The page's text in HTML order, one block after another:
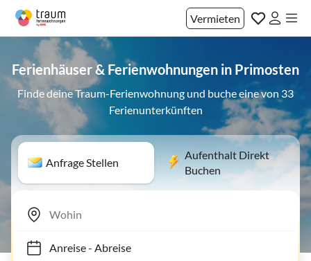
Vermieten
Ferienhäuser & Ferienwohnungen in Primosten
Finde deine Traum-Ferienwohnung und buche eine von 33
Ferienunterkünften
Anfrage Stellen
Aufenthalt Direkt
Buchen
Anreise- Abreise